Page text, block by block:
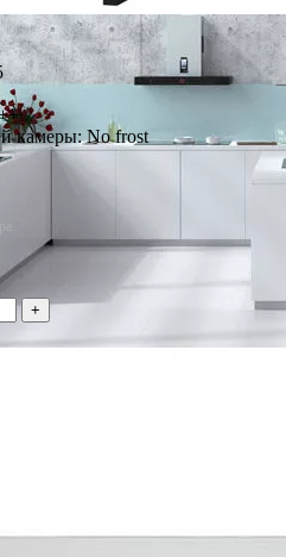
камеры: No frost
+